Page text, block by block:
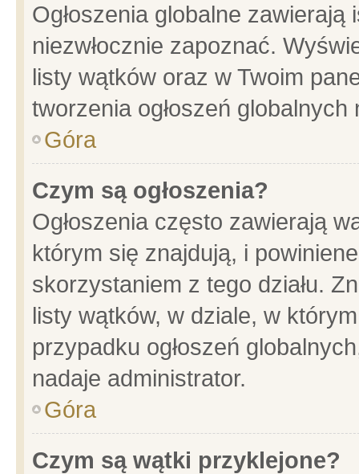
Ogłoszenia globalne
niezwłocznie zapoznać.
listy wątków oraz w Twoim
tworzenia ogłoszeń
Góra
Czym są ogłoszenia?
Ogłoszenia często zawierają
którym się znajdują, i
skorzystaniem z tego działu.
listy wątków, w dziale, w
przypadku ogłoszeń
nadaje administrator.
Góra
Czym są wątki przyklejone?